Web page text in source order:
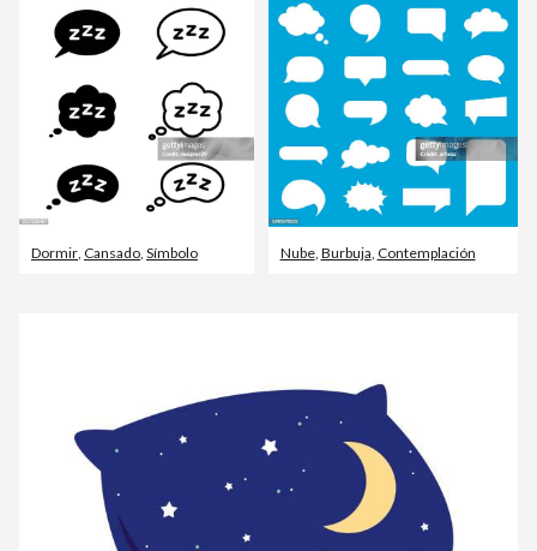
Dormir, Cansado, Símbolo Nube, Burbuja, Contemplación